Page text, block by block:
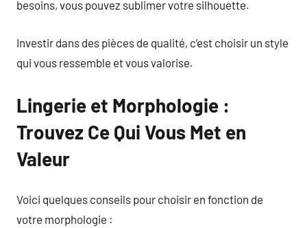
besoins, vous pouvez sublimer votre silhouette.
Investir dans des pièces de qualité, c’est choisir un style
qui vous ressemble et vous valorise.
Lingerie et Morphologie :
Trouvez Ce Qui Vous Met en
Valeur
Voici quelques conseils pour choisir en fonction de
votre morphologie :